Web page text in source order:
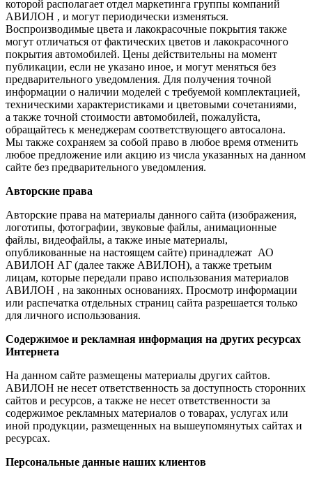
которой располагает отдел маркетинга группы компаний
АВИЛОН , и могут периодически изменяться.
Воспроизводимые цвета и лакокрасочные покрытия также
могут отличаться от фактических цветов и лакокрасочного
покрытия автомобилей. Цены действительны на момент
публикации, если не указано иное, и могут меняться без
предварительного уведомления. Для получения точной
информации о наличии моделей с требуемой комплектацией,
техническими характеристиками и цветовыми сочетаниями,
а также точной стоимости автомобилей, пожалуйста,
обращайтесь к менеджерам соответствующего автосалона.
Мы также сохраняем за собой право в любое время отменить
любое предложение или акцию из числа указанных на данном
сайте без предварительного уведомления.
Авторские права
Авторские права на материалы данного сайта (изображения,
логотипы, фотографии, звуковые файлы, анимационные
файлы, видеофайлы, а также иные материалы,
опубликованные на настоящем сайте) принадлежат АО
АВИЛОН АГ (далее также АВИЛОН), а также третьим
лицам, которые передали право использования материалов
АВИЛОН , на законных основаниях. Просмотр информации
или распечатка отдельных страниц сайта разрешается только
для личного использования.
Содержимое и рекламная информация на других ресурсах
Интернета
На данном сайте размещены материалы других сайтов.
АВИЛОН не несет ответственность за доступность сторонних
сайтов и ресурсов, а также не несет ответственности за
содержимое рекламных материалов о товарах, услугах или
иной продукции, размещенных на вышеупомянутых сайтах и
ресурсах.
Персональные данные наших клиентов